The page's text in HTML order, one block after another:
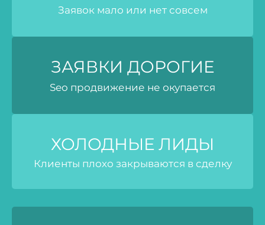
Заявок мало или нет совсем
ЗАЯВКИ ДОРОГИЕ
Seo продвижение не окупается
ХОЛОДНЫЕ ЛИДЫ
Клиенты плохо закрываются в сделку